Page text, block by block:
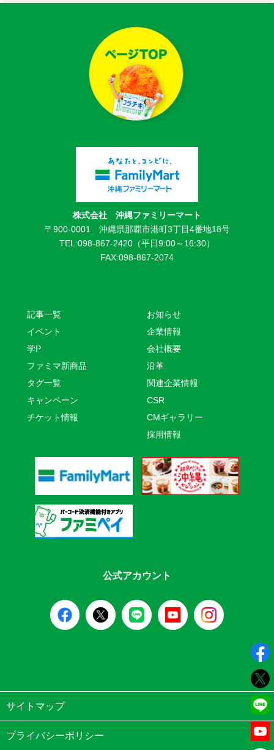
株式会社 沖縄ファミリーマート
〒900-0001 沖縄県那覇市港町3丁目4番地18号
TEL:098-867-2420（平日9:00～16:30）
FAX:098-867-2074
記事一覧
イベント
学P
ファミマ新商品
タグ一覧
キャンペーン
チケット情報
お知らせ
企業情報
会社概要
沿革
関連企業情報
CSR
CMギャラリー
採用情報
公式アカウント
サイトマップ
プライバシーポリシー